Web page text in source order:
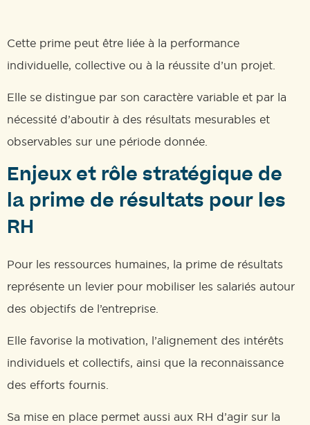
Cette prime peut être liée à la performance
individuelle, collective ou à la réussite d’un projet.
Elle se distingue par son caractère variable et par la
nécessité d’aboutir à des résultats mesurables et
observables sur une période donnée.
Enjeux et rôle stratégique de
la prime de résultats pour les
RH
Pour les ressources humaines, la prime de résultats
représente un levier pour mobiliser les salariés autour
des objectifs de l’entreprise.
Elle favorise la motivation, l’alignement des intérêts
individuels et collectifs, ainsi que la reconnaissance
des efforts fournis.
Sa mise en place permet aussi aux RH d’agir sur la